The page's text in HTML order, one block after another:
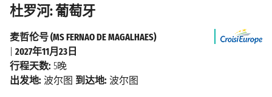
杜罗河: 葡萄牙
麦哲伦号 (MS FERNAO DE MAGALHAES)
2027年11月23日
行程天数: 5晚
出发地: 波尔图 到达地: 波尔图